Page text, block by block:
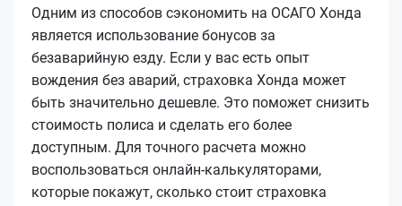
Одним из способов сэкономить на ОСАГО Хонда
является использование бонусов за
безаварийную езду. Если у вас есть опыт
вождения без аварий, страховка Хонда может
быть значительно дешевле. Это поможет снизить
стоимость полиса и сделать его более
доступным. Для точного расчета можно
воспользоваться онлайн-калькуляторами,
которые покажут, сколько стоит страховка